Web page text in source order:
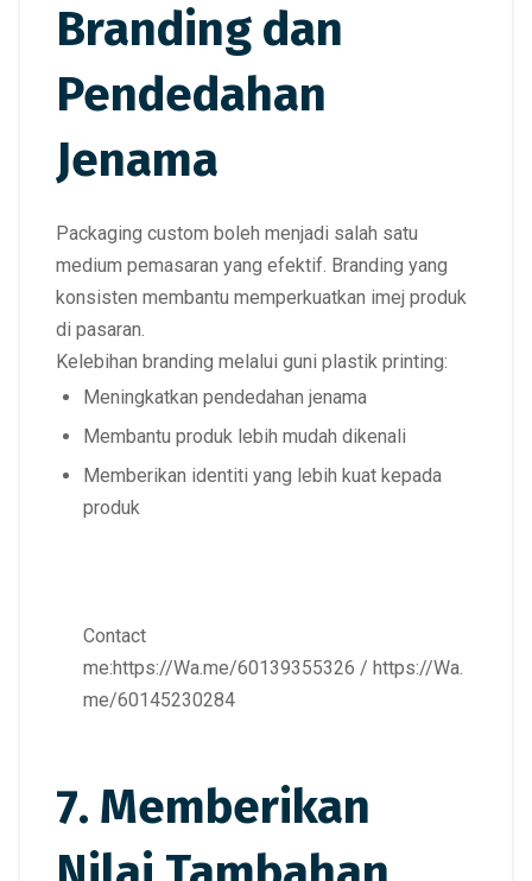
Branding dan
Pendedahan
Jenama
Packaging custom boleh menjadi salah satu
medium pemasaran yang efektif. Branding yang
konsisten membantu memperkuatkan imej produk
di pasaran.
Kelebihan branding melalui guni plastik printing:
Meningkatkan pendedahan jenama
Membantu produk lebih mudah dikenali
Memberikan identiti yang lebih kuat kepada
produk
Contact
me:https://Wa.me/60139355326 / https://Wa.
me/60145230284
7. Memberikan